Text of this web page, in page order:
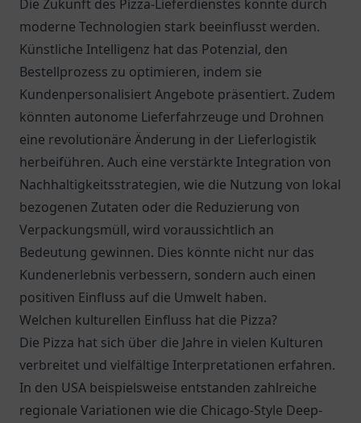
Die Zukunft des Pizza-Lieferdienstes könnte durch
moderne Technologien stark beeinflusst werden.
Künstliche Intelligenz hat das Potenzial, den
Bestellprozess zu optimieren, indem sie
Kundenpersonalisiert Angebote präsentiert. Zudem
könnten autonome Lieferfahrzeuge und Drohnen
eine revolutionäre Änderung in der Lieferlogistik
herbeiführen. Auch eine verstärkte Integration von
Nachhaltigkeitsstrategien, wie die Nutzung von lokal
bezogenen Zutaten oder die Reduzierung von
Verpackungsmüll, wird voraussichtlich an
Bedeutung gewinnen. Dies könnte nicht nur das
Kundenerlebnis verbessern, sondern auch einen
positiven Einfluss auf die Umwelt haben.
Welchen kulturellen Einfluss hat die Pizza?
Die Pizza hat sich über die Jahre in vielen Kulturen
verbreitet und vielfältige Interpretationen erfahren.
In den USA beispielsweise entstanden zahlreiche
regionale Variationen wie die Chicago-Style Deep-